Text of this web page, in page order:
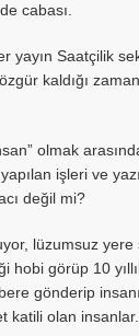
cabası.
yayın Saatçilik
kaldığı
olmak
işleri ve
değil mi?
lüzumsuz
hobi görüp 10
gönderip
katili olan insanlar.